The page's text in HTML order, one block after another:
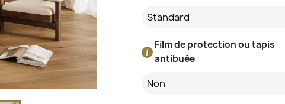
Standard
Film de protection ou tapis
antibuée
Non